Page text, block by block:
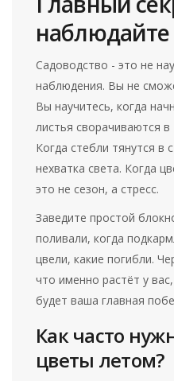
наблюдайте
Садоводство - это не
наблюдения. Вы не
Вы научитесь, когда
листья сворачиваются
Когда стебли тянутся в
нехватка света. Когда
это не сезон, а стресс.
Заведите простой
поливали, когда
цвели, какие погибли.
что именно растёт у
будет ваша главная
Как часто
цветы летом?